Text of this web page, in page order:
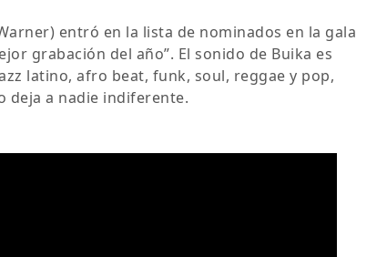
entró en la lista de nominados en la gala
grabación del año”. El sonido de Buika es
latino, afro beat, funk, soul, reggae y pop,
deja a nadie indiferente.